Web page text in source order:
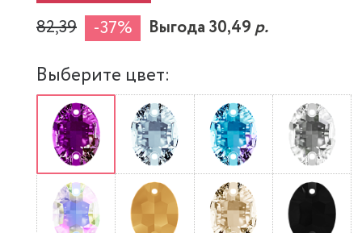
82,39 -37% Выгода 30,49р.
Выберите цвет: